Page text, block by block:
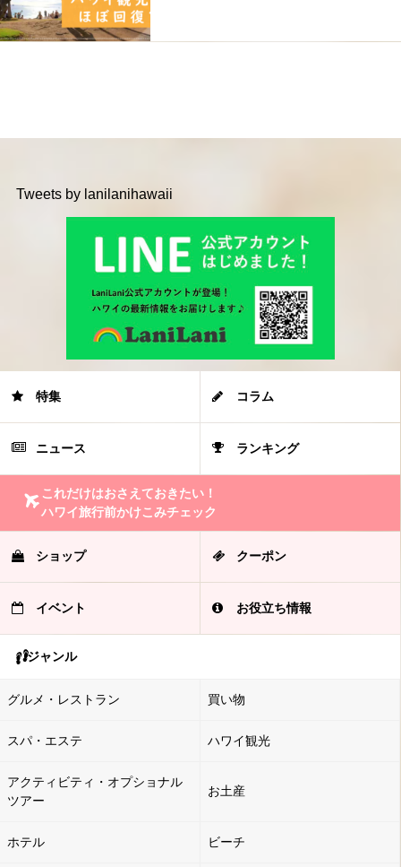
Tweets by lanilanihawaii
特集 コラム
ニュース ランキング
これだけはおさえておきたい！
ハワイ旅行前かけこみチェック
ショップ クーポン
イベント お役立ち情報
ジャンル
グルメ・レストラン 買い物
スパ・エステ ハワイ観光
アクティビティ・オプショナル
ツアー
お土産
ホテル ビーチ